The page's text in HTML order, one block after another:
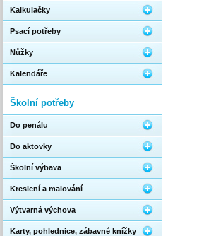
Kalkulačky
Psací potřeby
Nůžky
Kalendáře
Školní potřeby
Do penálu
Do aktovky
Školní výbava
Kreslení a malování
Výtvarná výchova
Karty, pohlednice, zábavné knížky